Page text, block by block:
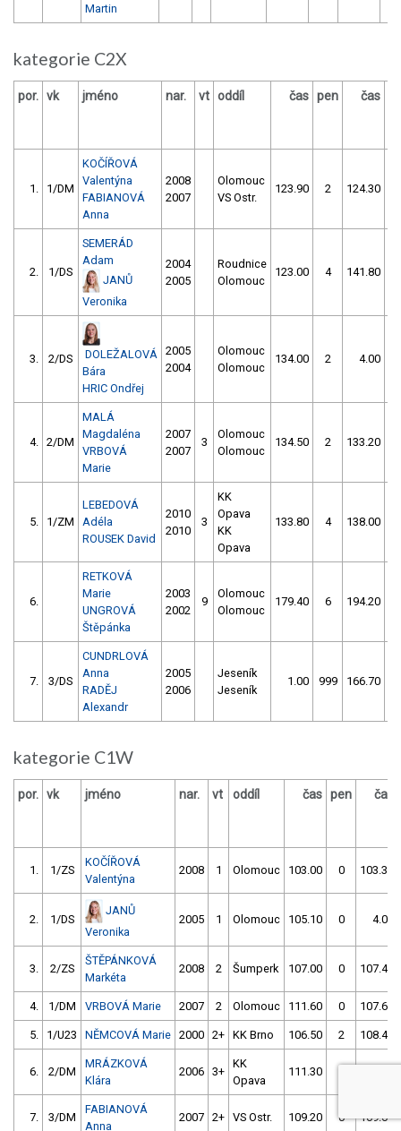
Martin
kategorie C2X
por. vk jméno nar. vt oddíl čas pen čas
1. 1/DM
KOČÍŘOVÁ
Valentýna
FABIANOVÁ
Anna
2008
2007
Olomouc
VS Ostr.
123.90 2 124.30
2. 1/DS
SEMERÁD
Adam
JANŮ
Veronika
2004
2005
Roudnice
Olomouc
123.00 4 141.80
3. 2/DS
DOLEŽALOVÁ
Bára
HRIC Ondřej
2005
2004
Olomouc
Olomouc
134.00 2 4.00
4. 2/DM
MALÁ
Magdaléna
VRBOVÁ
Marie
2007
2007
3
Olomouc
Olomouc
134.50 2 133.20
5. 1/ZM
LEBEDOVÁ
Adéla
ROUSEK David
2010
2010
3
KK
Opava
KK
Opava
133.80 4 138.00
6.
RETKOVÁ
Marie
UNGROVÁ
Štěpánka
2003
2002
9
Olomouc
Olomouc
179.40 6 194.20
7. 3/DS
CUNDRLOVÁ
Anna
RADĚJ
Alexandr
2005
2006
Jeseník
Jeseník
1.00 999 166.70
kategorie C1W
por. vk jméno nar. vt oddíl čas pen čas
1. 1/ZS
KOČÍŘOVÁ
Valentýna
2008 1 Olomouc 103.00 0 103.30
2. 1/DS
JANŮ
Veronika
2005 1 Olomouc 105.10 0 4.00
3. 2/ZS
ŠTĚPÁNKOVÁ
Markéta
2008 2 Šumperk 107.00 0 107.40
4. 1/DM VRBOVÁ Marie 2007 2 Olomouc 111.60 0 107.60
5. 1/U23 NĚMCOVÁ Marie 2000 2+ KK Brno 106.50 2 108.40
6. 2/DM
MRÁZKOVÁ
Klára
2006 3+
KK
Opava
111.30
7. 3/DM
FABIANOVÁ
Anna
2007 2+ VS Ostr. 109.20 0 109.00